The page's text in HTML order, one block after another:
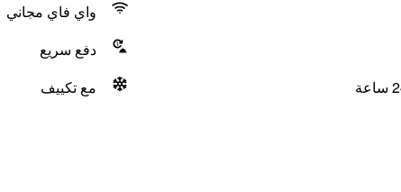
واي فاي مجاني
دفع سريع
مع تكييف